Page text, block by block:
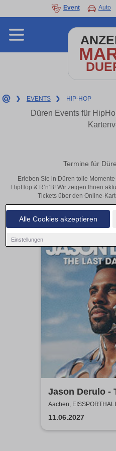
Alle Cookies akzeptieren
Einstellungen
Event Auto
❯ EVENTS ❯ HIP-HOP
Düren Events für
Termine für
Erleben Sie in Düren tolle
HipHop & R’n‘B! Wir zeigen Ihnen
Tickets über den Online-
Jason Derulo -
Dance World
Aachen,
11.06.2027